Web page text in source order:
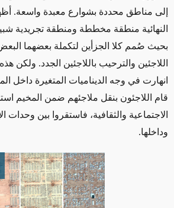
إلى مناطق محددة بشوارع معبدة واسعة.
النهائية منطقة مخططة ومنطقة تجريدية
بحيث صُمم كلا الجزأين لتكملة بعضهما
اللاجئين والترحيب باللاجئين الجدد. ولكن
انهارت في وجه الديناميات المتغيرة داخل
قام اللاجئون بنقل ملاجئهم ضمن المخيم
الاجتماعية والثقافية، فاستقروا بين وحدات
وداخلها.